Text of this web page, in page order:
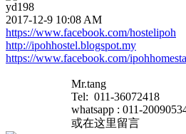
yd198
2017-12-9 10:08 AM
https://www.facebook.com/hostelipoh
http://ipohhostel.blogspot.my
https://www.facebook.com/
Mr.tang
Tel: 011-36072418
whatsapp : 011-
或在这里留言